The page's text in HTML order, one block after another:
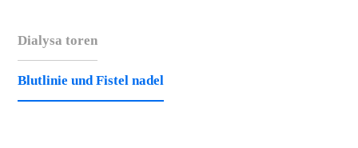
Dialysa toren
Blutlinie und Fistel nadel